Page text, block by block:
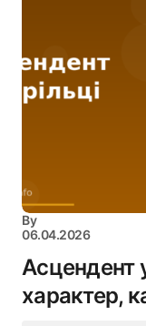
By
06.04.2026
Асцендент
характер,